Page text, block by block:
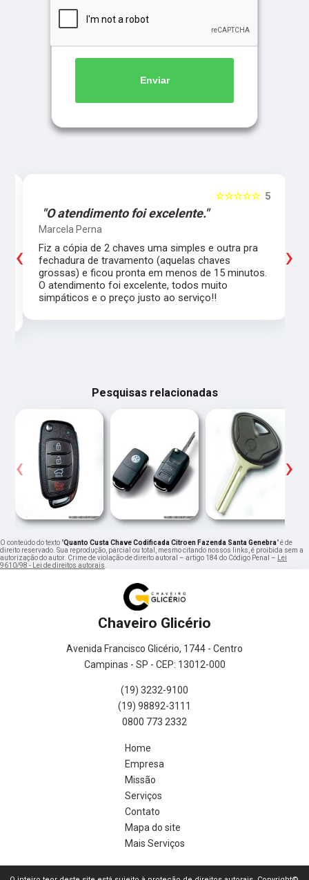
Enviar
5
☆☆☆☆☆
"O atendimento foi excelente."
Marcela Perna
Fiz a cópia de 2 chaves uma simples e outra pra
fechadura de travamento (aquelas chaves
grossas) e ficou pronta em menos de 15 minutos.
O atendimento foi excelente, todos muito
simpáticos e o preço justo ao serviço!!
‹ ›
Pesquisas relacionadas
‹ ›
O conteúdo do texto "Quanto Custa Chave Codificada Citroen Fazenda Santa Genebra" é de
direito reservado. Sua reprodução, parcial ou total, mesmo citando nossos links, é proibida sem a
autorização do autor. Crime de violação de direito autoral – artigo 184 do Código Penal –
Lei
9610/98 - Lei de direitos autorais
Chaveiro Glicério
Avenida Francisco Glicério, 1744 - Centro
Campinas - SP - CEP: 13012-000
(19) 3232-9100
(19) 98892-3111
0800 773 2332
Home
Empresa
Missão
Serviços
Contato
Mapa do site
Mais Serviços